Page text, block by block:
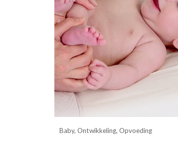
Baby,Ontwikkeling,Opvoeding